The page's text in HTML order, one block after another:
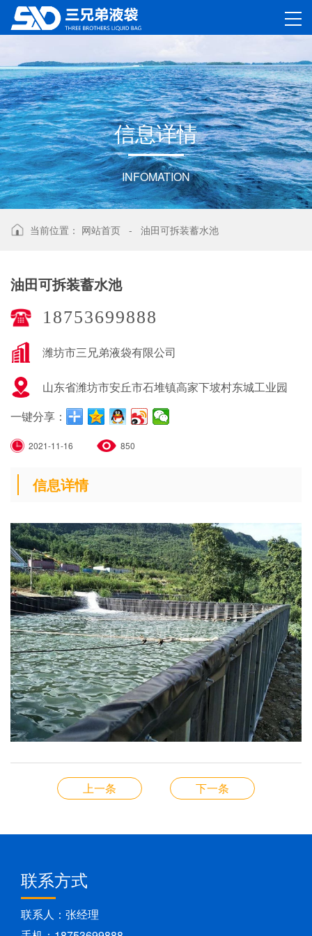
信息详情
INFOMATION
当前位置： 网站首页 - 油田可拆装蓄水池
油田可拆装蓄水池
18753699888
潍坊市三兄弟液袋有限公司
山东省潍坊市安丘市石堆镇高家下坡村东城工业园
一键分享：
2021-11-16 850
信息详情
上一条 下一条
联系方式
联系人：张经理